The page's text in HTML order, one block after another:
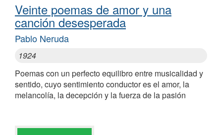
Veinte poemas de amor y una
canción desesperada
Pablo Neruda
1924
Poemas con un perfecto equilibro entre musicalidad y
sentido, cuyo sentimiento conductor es el amor, la
melancolía, la decepción y la fuerza de la pasión